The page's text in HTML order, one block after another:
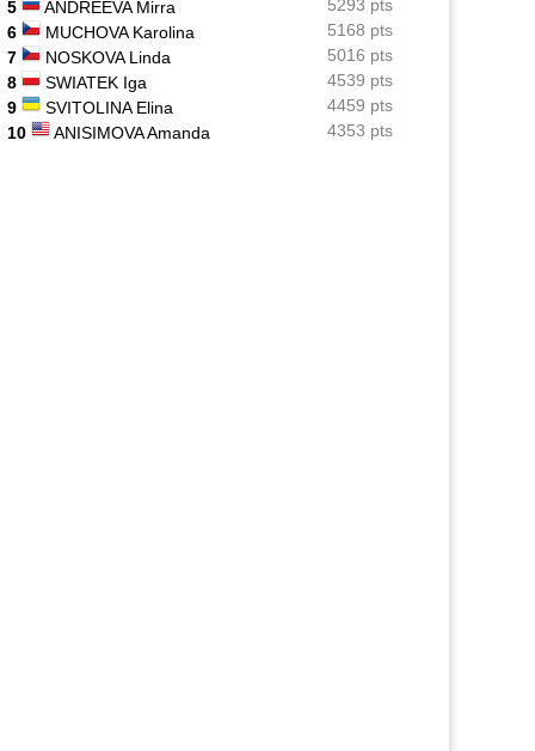
5
ANDREEVA Mirra
5293 pts
6
MUCHOVA Karolina
5168 pts
7
NOSKOVA Linda
5016 pts
8
SWIATEK Iga
4539 pts
9
SVITOLINA Elina
4459 pts
10
ANISIMOVA Amanda 4353 pts